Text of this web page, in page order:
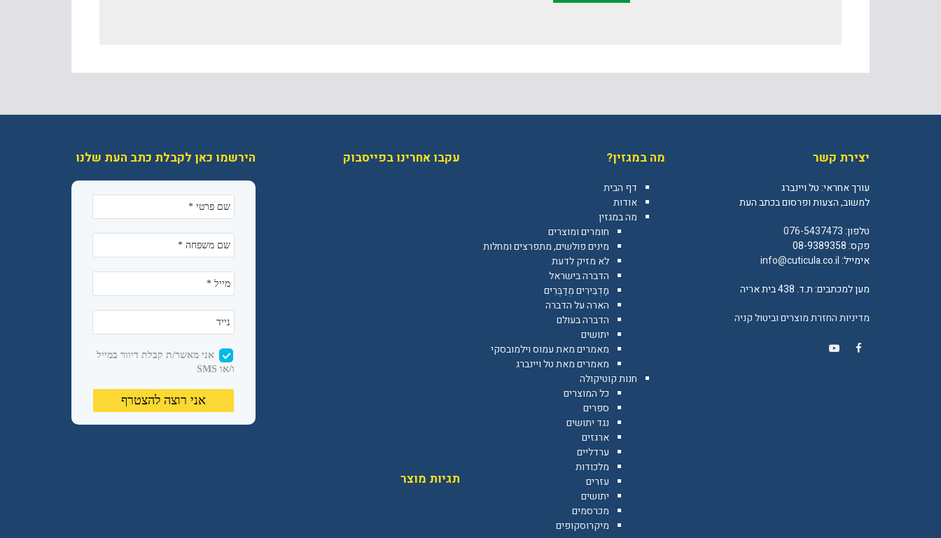
יצירת קשר
עורך אחראי: טל ויינברג
למשוב, הצעות ופרסום בכתב העת
טלפון:076-5437473
פקס: 08-9389358
אימייל:info@cuticula.co.il
מען למכתבים: ת.ד. 438 בית אריה
מדיניות החזרת מוצרים וביטול קניה
מה במגזין?
דף הבית
אודות
מה במגזין
חומרים ומוצרים
מינים פולשים, מתפרצים ומחלות
לא מזיק לדעת
הדברה בישראל
מַדְבִּירִים מְדַבְּרִים
הארה על הדברה
הדברה בעולם
יתושים
מאמרים מאת עמוס וילמובסקי
מאמרים מאת טל ויינברג
חנות קוטיקולה
כל המוצרים
ספרים
נגד יתושים
ארגזים
ערדליים
מלכודות
עזרים
יתושים
מכרסמים
מיקרוסקופים
עקבו אחרינו בפייסבוק הירשמו כאן לקבלת כתב העת שלנו
תגיות מוצר